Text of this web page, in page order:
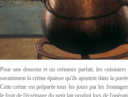
Pour une douceur et un crémeux parfait, les cuisiniers
savamment la crème épaisse qu'ils ajoutent dans la
Cette crème est préparée tous les jours par les
le fruit de l'écrémage du petit lait produit lors de